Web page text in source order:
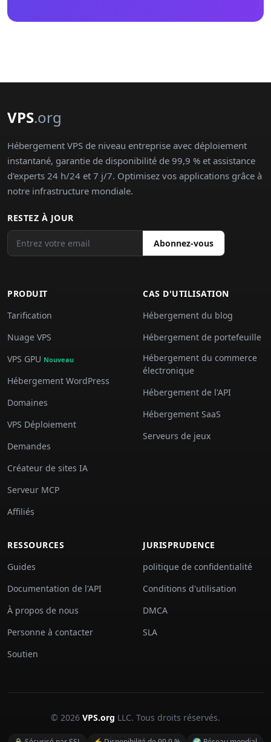
VPS.org
Hébergement VPS de niveau entreprise avec déploiement
instantané, garantie de disponibilité de 99,9 % et assistance
d'experts 24 h/24 et 7 j/7. Optimisez vos applications grâce à
notre infrastructure mondiale.
RESTEZ À JOUR
Abonnez-vous
PRODUIT
Tarification
Nuage VPS
VPS GPU Nouveau
Hébergement WordPress
Domaines
VPS Déploiement
Demandes
Créateur de sites IA
Serveur MCP
Affiliés
CAS D'UTILISATION
Hébergement du blog
Hébergement de portefeuille
Hébergement du commerce
électronique
Hébergement de l'API
Hébergement SaaS
Serveurs de jeux
RESSOURCES
Guides
Documentation de l'API
À propos de nous
Personne à contacter
Soutien
JURISPRUDENCE
politique de confidentialité
Conditions d'utilisation
DMCA
SLA
© 2026 VPS.org LLC. Tous droits réservés.